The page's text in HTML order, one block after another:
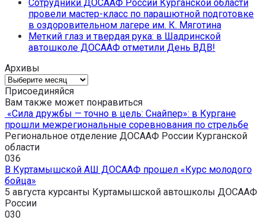
Сотрудники ДОСААФ России Курганской области
провели мастер-класс по парашютной подготовке
в оздоровительном лагере им. К. Мяготина
Меткий глаз и твердая рука: в Шадринской
автошколе ДОСААФ отметили День ВДВ!
Архивы
Архивы
Присоединяйся
Вам также может понравиться
«Сила дружбы — точно в цель: Снайпер»: в Кургане
прошли межрегиональные соревнования по стрельбе
Региональное отделение ДОСААФ России Курганской
области
036
В Куртамышской АШ ДОСААФ прошел «Курс молодого
бойца»
5 августа курсанты Куртамышской автошколы ДОСААФ
России
030